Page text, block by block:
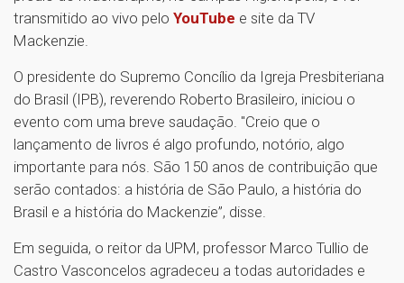
transmitido ao vivo pelo YouTube e site da TV
Mackenzie.
O presidente do Supremo Concílio da Igreja Presbiteriana
do Brasil (IPB), reverendo Roberto Brasileiro, iniciou o
evento com uma breve saudação. "Creio que o
lançamento de livros é algo profundo, notório, algo
importante para nós. São 150 anos de contribuição que
serão contados: a história de São Paulo, a história do
Brasil e a história do Mackenzie”, disse.
Em seguida, o reitor da UPM, professor Marco Tullio de
Castro Vasconcelos agradeceu a todas autoridades e